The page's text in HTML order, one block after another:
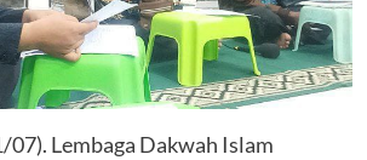
Lembaga Dakwah Islam